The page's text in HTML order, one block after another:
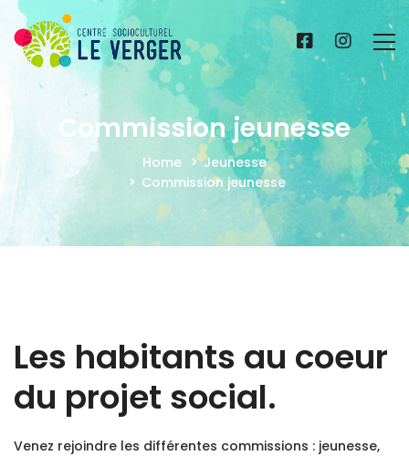
Commission jeunesse
Home
Jeunesse
Commission jeunesse
Les habitants au coeur
du projet social.
Venez rejoindre les différentes commissions : jeunesse,